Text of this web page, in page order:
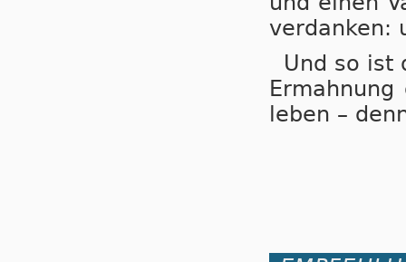
verdanken:
Und so ist
leben –